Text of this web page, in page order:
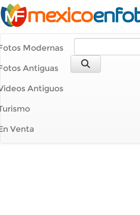
Modernas
Antiguas
Antiguos
Venta